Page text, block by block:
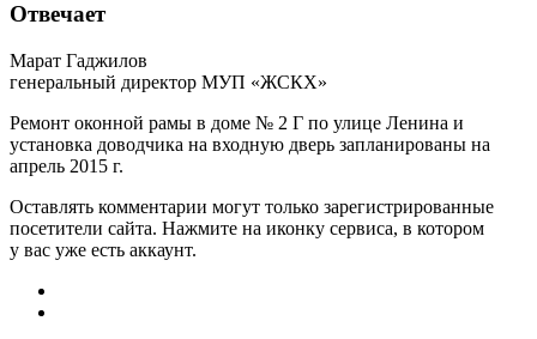
Отвечает
Марат Гаджилов
генеральный директор МУП «ЖСКХ»
Ремонт оконной рамы в доме № 2 Г по улице Ленина и
установка доводчика на входную дверь запланированы на
апрель 2015 г.
Оставлять комментарии могут только зарегистрированные
посетители сайта. Нажмите на иконку сервиса, в котором
у вас уже есть аккаунт.